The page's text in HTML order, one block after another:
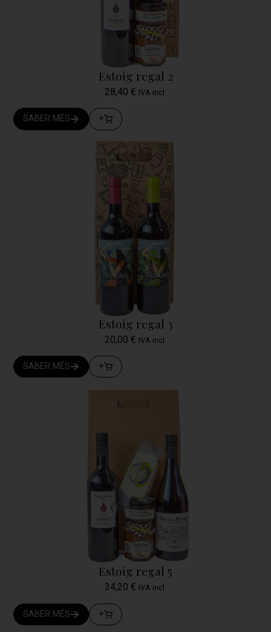
Estoig regal 2
28,40 € IVA incl.
SABER MÉS +
Estoig regal 3
20,00 € IVA incl.
SABER MÉS +
Estoig regal 5
34,20 € IVA incl.
SABER MÉS +